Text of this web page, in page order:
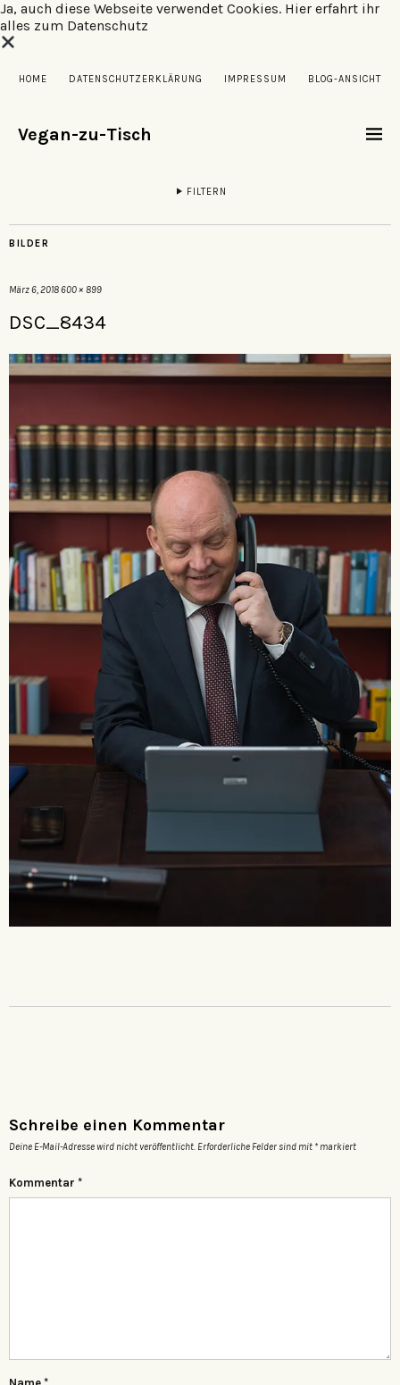
Ja, auch diese Webseite verwendet Cookies. Hier erfahrt ihr
alles zum Datenschutz
HOME DATENSCHUTZERKLÄRUNG IMPRESSUM BLOG-ANSICHT
Vegan-zu-Tisch
FILTERN
BILDER
März 6, 2018600 × 899
DSC_8434
Schreibe einen Kommentar
Deine E-Mail-Adresse wird nicht veröffentlicht. Erforderliche Felder sind mit * markiert
Kommentar *